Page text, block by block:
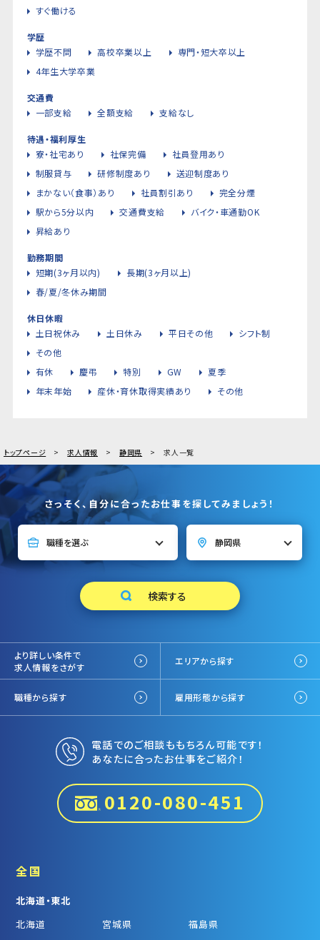
すぐ働ける
学歴
学歴不問
高校卒業以上
専門・短大卒以上
4年生大学卒業
交通費
一部支給
全額支給 支給なし
待遇・福利厚生
寮・社宅あり
社保完備
社員登用あり
制服貸与
研修制度あり
送迎制度あり
まかない（食事）あり
社員割引あり
完全分煙
駅から5分以内
交通費支給
バイク・車通勤OK
昇給あり
勤務期間
短期(3ヶ月以内)
長期(3ヶ月以上)
春/夏/冬休み期間
休日休暇
土日祝休み
土日休み 平日その他
シフト制
その他
有休
慶弔 特別 GW
夏季
年末年始
産休・育休取得実績あり その他
トップページ 求人情報 静岡県 求人一覧
さっそく、自分に合ったお仕事を探してみましょう！
より詳しい条件で
求人情報をさがす
エリアから探す
職種から探す 雇用形態から探す
電話でのご相談ももちろん可能です！
あなたに合ったお仕事をご紹介！
0120-080-451
全国
北海道・東北
北海道
宮城県 福島県